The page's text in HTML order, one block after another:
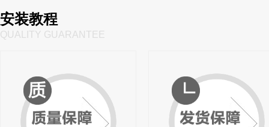
安装教程
QUALITY GUARANTEE